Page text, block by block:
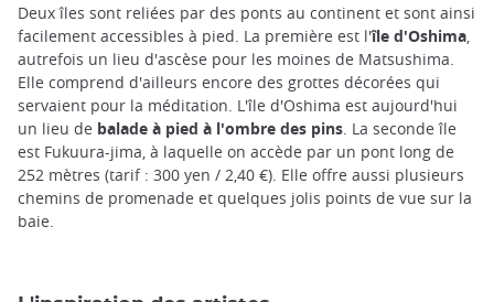
Deux îles sont reliées par des ponts au continent et sont ainsi
facilement accessibles à pied. La première est l'île d'Oshima
autrefois un lieu d'ascèse pour les moines de Matsushima.
Elle comprend d'ailleurs encore des grottes décorées qui
servaient pour la méditation. L'île d'Oshima est aujourd'hui
un lieu de balade à pied à l'ombre des pins . La seconde île
est Fukuura-jima, à laquelle on accède par un pont long de
252 mètres (tarif : 300 yen / 2,40 €). Elle offre aussi plusieurs
chemins de promenade et quelques jolis points de vue sur la
baie.